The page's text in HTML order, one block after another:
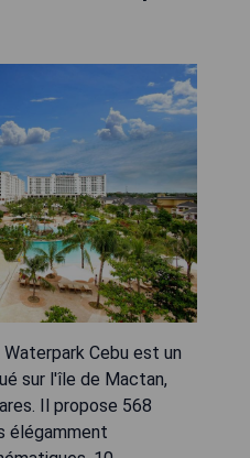
Cebu est un
sur l'île de Mactan,
Il propose 568
élégamment